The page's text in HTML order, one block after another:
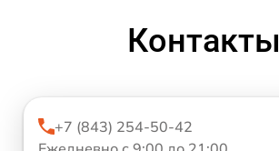
Контакты
+7 (843) 254-50-42